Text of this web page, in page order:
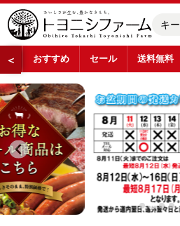
＜ おすすめ セール 送料無料